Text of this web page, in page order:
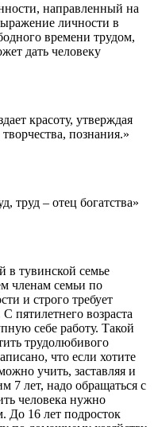
направленный на
личности в
времени трудом,
дать человеку
красоту, утверждая
познания.»
труд – отец богатства»
в тувинской семье
членам семьи по
и строго требует
пятилетнего возраста
себе работу. Такой
трудолюбивого
что если хотите
учить, заставляя и
7 лет, надо обращаться с
человека нужно
До 16 лет подросток